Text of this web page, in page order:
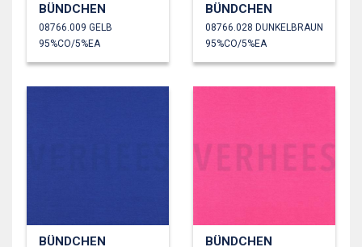
BÜNDCHEN
08766.009 GELB
95%CO/5%EA
BÜNDCHEN
08766.028 DUNKELBRAUN
95%CO/5%EA
BÜNDCHEN BÜNDCHEN